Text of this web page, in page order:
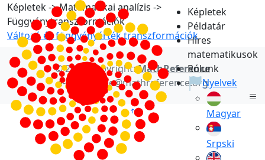
Képletek
Példatár
Híres
matematikusok
Rólunk
Nyelvek
Magyar
Srpski
Képletek -> Matematikai analízis ->
Függvénytranszformációk
Változó és függvényérték transzformációk
© 2021 Copyright:MathReference
e-mail: office@mathreference.org